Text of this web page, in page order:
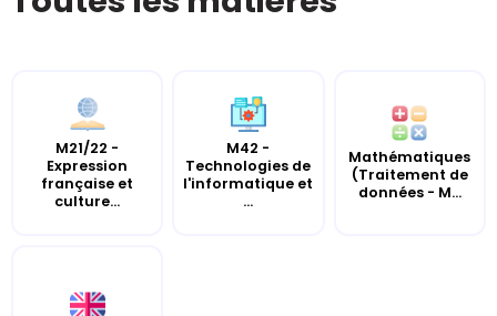
M21/22 -
Expression
française et
culture...
M42 -
Technologies de
l'informatique et
...
Mathématiques
(Traitement de
données - M...